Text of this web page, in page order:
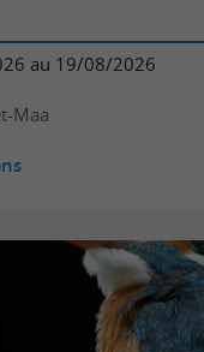
au 19/08/2026
Maa